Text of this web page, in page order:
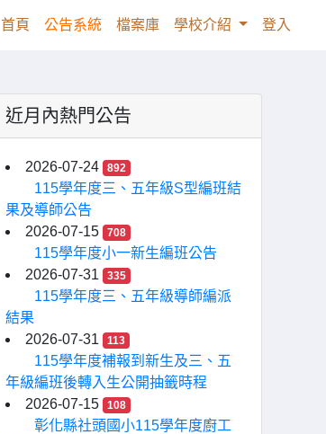
首頁 (current)
公告系統 檔案庫 學校介紹 登入
近月內熱門公告
2026-07-24 892
115學年度三、五年級S型編班結
果及導師公告
2026-07-15
708
115學年度小一新生編班公告
2026-07-31
335
115學年度三、五年級導師編派
結果
2026-07-31
113
115學年度補報到新生及三、五
年級編班後轉入生公開抽籤時程
2026-07-15
108
彰化縣社頭國小115學年度廚工